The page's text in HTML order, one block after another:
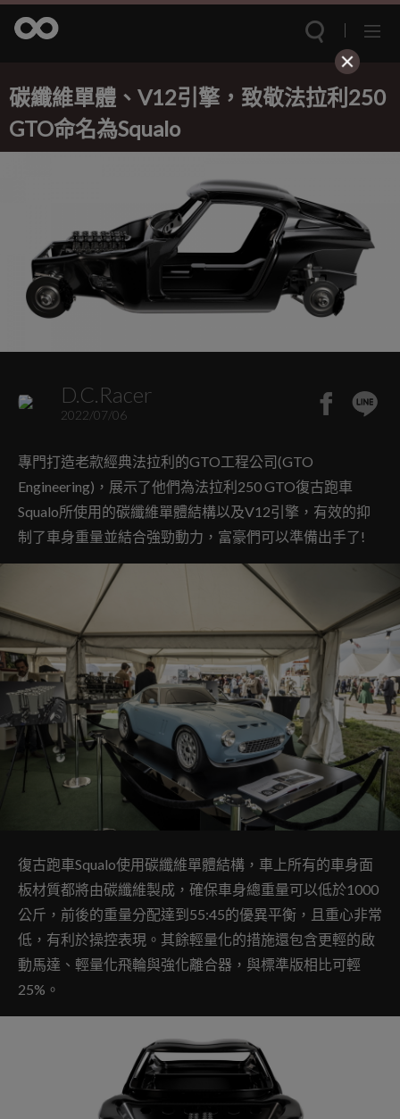
碳纖維單體、V12引擎，致敬法拉利250
GTO命名為Squalo
D.C.Racer
2022/07/06
專門打造老款經典法拉利的GTO工程公司(GTO
Engineering)，展示了他們為法拉利250 GTO復古跑車
Squalo所使用的碳纖維單體結構以及V12引擎，有效的抑
制了車身重量並結合強勁動力，富豪們可以準備出手了!
復古跑車Squalo使用碳纖維單體結構，車上所有的車身面
板材質都將由碳纖維製成，確保車身總重量可以低於1000
公斤，前後的重量分配達到55:45的優異平衡，且重心非常
低，有利於操控表現。其餘輕量化的措施還包含更輕的啟
動馬達、輕量化飛輪與強化離合器，與標準版相比可輕
25%。